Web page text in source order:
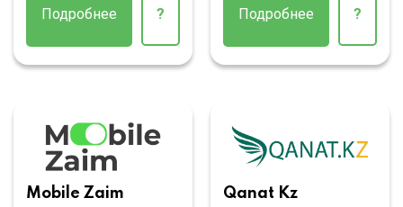
Подробнее ? Подробнее ?
Mobile Zaim
Qanat Kz